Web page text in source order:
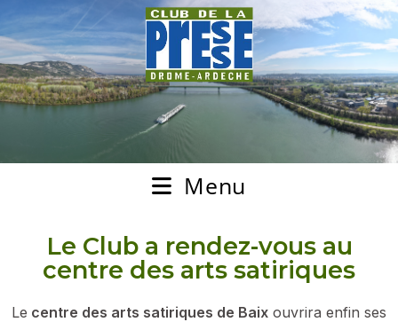
Menu
Le Club a rendez-vous au
centre des arts satiriques
Le centre des arts satiriques de Baix ouvrira enfin ses